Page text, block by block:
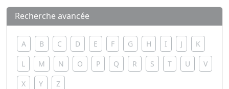
Recherche avancée
A B C D E F G H I J K
L M N O P Q R S T U V
X Y Z